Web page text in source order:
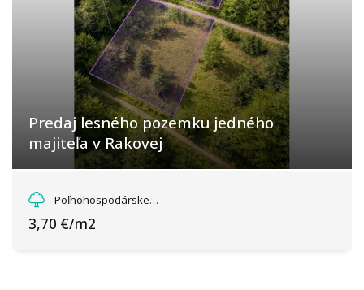
Predaj lesného pozemku jedného
majiteľa v Rakovej
Poľnohospodárske a lesné pozemky
3,70 €/m2